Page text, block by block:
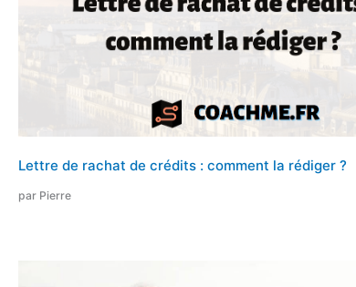
Lettre de rachat de crédits : comment la rédiger ?
par Pierre